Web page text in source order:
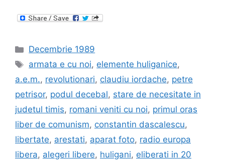
Categories
Decembrie 1989
Tags
armata e cu noi, elemente huliganice,
a.e.m., revolutionari, claudiu iordache, petre
petrisor, podul decebal, stare de necesitate in
judetul timis, romani veniti cu noi, primul oras
liber de comunism, constantin dascalescu,
libertate, arestati, aparat foto, radio europa
libera, alegeri libere, huligani, eliberati in 20